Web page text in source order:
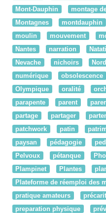
Mont-Dauphin
montage
Montagnes
montdauphin
moulin
mouvement
Nantes
narration
Nevache
nichoirs
numérique
obsolescence
Olympique
oralité
parapente
parent
partage
partager
patchwork
patin
paysan
pédagogie
Pelvoux
pétanque
Plampinet
Plantes
Plateforme de réemploi des
pratique amateurs
preparation physique